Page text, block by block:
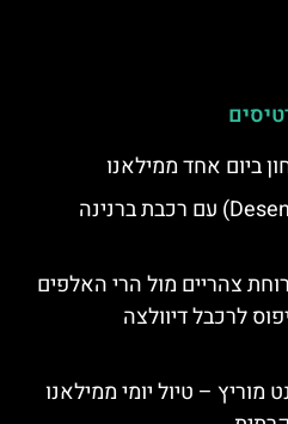
ביום אחד ממילאנו
טיול יום מדזנצאנו (Desenzano) עם רכבת ברנינה
צהריים מול הרי האלפים
לרכבל דיוולצה
מוריץ – טיול יומי ממילאנו